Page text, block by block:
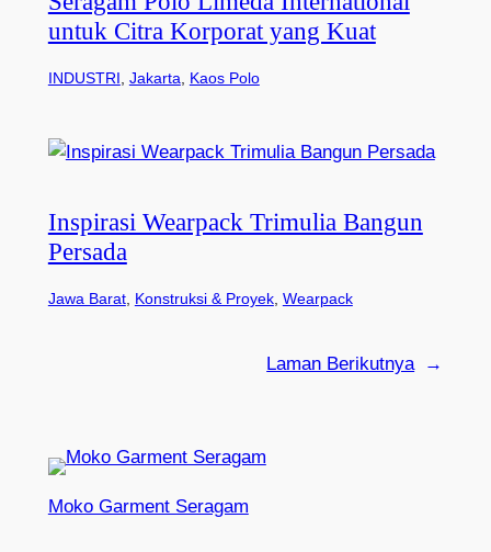
untuk Citra Korporat yang Kuat
INDUSTRI Jakarta Kaos Polo
Inspirasi Wearpack Trimulia Bangun
Persada
Jawa Barat, Konstruksi & Proyek, Wearpack
Laman Berikutnya →
Moko Garment Seragam